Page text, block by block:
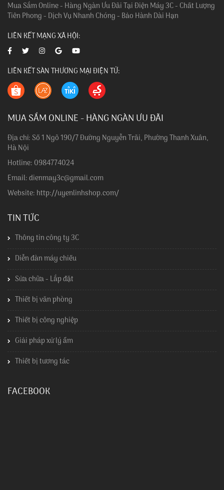
Mua Sắm Online - Hàng Ngàn Ưu Đãi Tại Điện Máy 3C - Chất Lượng
Tiên Phong - Dịch Vụ Nhanh Chóng - Bảo Hành Dài Hạn
LIÊN KẾT MẠNG XÃ HỘI:
LIÊN KẾT SÀN THƯƠNG MẠI ĐIỆN TỬ:
MUA SẮM ONLINE - HÀNG NGÀN ƯU ĐÃI
Địa chỉ: Số 1 Ngõ 190/7 Đường Nguyễn Trãi, Phường Thanh Xuân,
Hà Nội
Hotline: 0984774024
Email: dienmay3c@gmail.com
Website: http://uyenlinhshop.com/
TIN TỨC
Thông tin công ty 3C
Diễn đàn máy chiếu
Sửa chữa - Lắp đặt
Thiết bị văn phòng
Thiết bị công nghiệp
Giải pháp xử lý ẩm
Thiết bị tương tác
FACEBOOK